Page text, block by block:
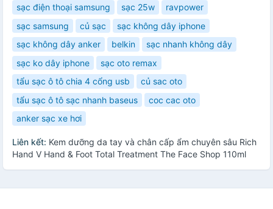
sạc điện thoại samsung
sạc 25w
ravpower
sạc samsung
củ sạc
sạc không dây iphone
sạc không dây anker
belkin
sạc nhanh không dây
sạc ko dây iphone
sạc oto remax
tẩu sạc ô tô chia 4 cổng usb
củ sac oto
tẩu sạc ô tô sạc nhanh baseus
coc cac oto
anker sạc xe hơi
Liên kết: Kem dưỡng da tay và chân cấp ẩm chuyên sâu Rich
Hand V Hand & Foot Total Treatment The Face Shop 110ml